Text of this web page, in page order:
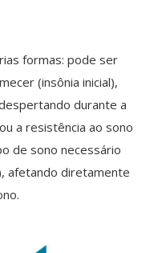
formas: pode ser
(insônia inicial),
durante a
a resistência ao sono
de sono necessário
afetando diretamente